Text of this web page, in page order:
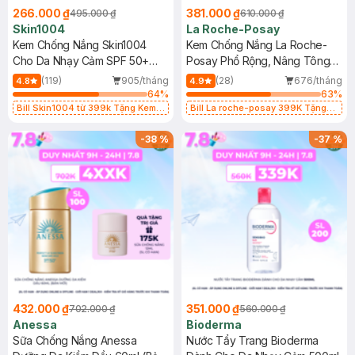
266.000 ₫495.000 ₫
Skin1004
Kem Chống Nắng Skin1004
Cho Da Nhạy Cảm SPF 50+
50ml
4.8 (119)
905/tháng
64%
Bill Skin1004 từ 399k Tặng Kem
SPF 50+ 20ml (SL Có Hạn)
381.000 ₫610.000 ₫
La Roche-Posay
Kem Chống Nắng La Roche-
Posay Phổ Rộng, Nâng Tông
Kiềm Dầu 50ml
4.9 (28)
676/tháng
63%
Bill La roche-posay 399K Tặng
(SL có hạn)
-38%
432.000 ₫702.000 ₫
Anessa
Sữa Chống Nắng Anessa
-37%
351.000 ₫560.000 ₫
Bioderma
Nước Tẩy Trang Bioderma